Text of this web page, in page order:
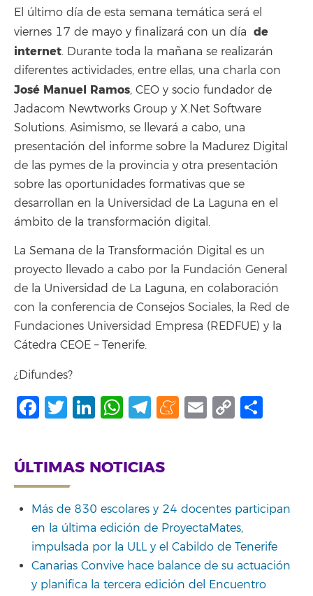
El último día de esta semana temática será el
viernes 17 de mayo y finalizará con un día de
internet. Durante toda la mañana se realizarán
diferentes actividades, entre ellas, una charla con
José Manuel Ramos, CEO y socio fundador de
Jadacom Newtworks Group y X.Net Software
Solutions. Asimismo, se llevará a cabo, una
presentación del informe sobre la Madurez Digital
de las pymes de la provincia y otra presentación
sobre las oportunidades formativas que se
desarrollan en la Universidad de La Laguna en el
ámbito de la transformación digital.
La Semana de la Transformación Digital es un
proyecto llevado a cabo por la Fundación General
de la Universidad de La Laguna, en colaboración
con la conferencia de Consejos Sociales, la Red de
Fundaciones Universidad Empresa (REDFUE) y la
Cátedra CEOE – Tenerife.
¿Difundes?
Facebook
Twitter
LinkedIn
WhatsApp
Telegram
Meneame
Email
Copy
ÚLTIMAS NOTICIAS
Más de 830 escolares y 24 docentes participan
en la última edición de ProyectaMates,
impulsada por la ULL y el Cabildo de Tenerife
Canarias Convive hace balance de su actuación
y planifica la tercera edición del Encuentro